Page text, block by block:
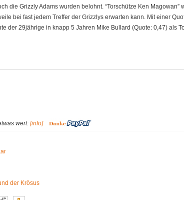
die Grizzly Adams wurden belohnt. “Torschütze Ken Magowan”
bei fast jedem Treffer der Grizzlys erwarten kann. Mit einer
der 29jährige in knapp 5 Jahren Mike Bullard (Quote: 0,47) als
wert: [info]
der Krösus